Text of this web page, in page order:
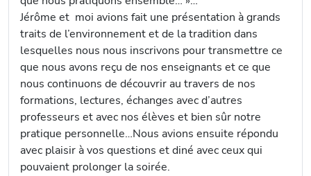
Jérôme et moi avions fait une présentation à grands
traits de l’environnement et de la tradition dans
lesquelles nous nous inscrivons pour transmettre ce
que nous avons reçu de nos enseignants et ce que
nous continuons de découvrir au travers de nos
formations, lectures, échanges avec d’autres
professeurs et avec nos élèves et bien sûr notre
pratique personnelle…Nous avions ensuite répondu
avec plaisir à vos questions et diné avec ceux qui
pouvaient prolonger la soirée.